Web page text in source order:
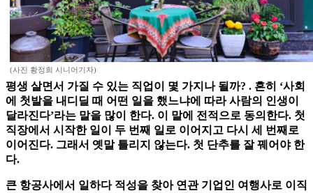
(사진 황정희 시니어기자)
평생 살면서 가질 수 있는 직업이 몇 가지나 될까? . 흔히 ‘사회
에 첫발을 내디딜 때 어떤 일을 했느냐에 따라 사람의 인생이
달라진다’라는 말을 많이 한다. 이 말에 전적으로 동의한다. 첫
직장에서 시작한 일이 두 번째 일로 이어지고 다시 세 번째로
이어진다. 그래서 옛말 틀리지 않는다. 첫 단추를 잘 꿰어야 한
다.
큰 항공사에서 일하다 적성을 찾아 연관 기업인 여행사로 이직